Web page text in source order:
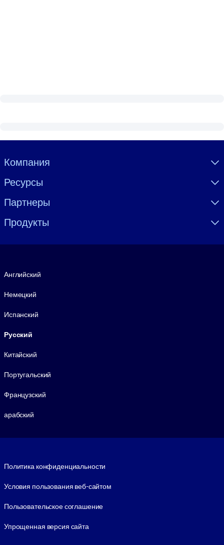
Visually hidden Text
Компания
Ресурсы
Партнеры
Продукты
Английский
Немецкий
Испанский
Русский
Китайский
Португальский
Французский
арабский
Политика конфиденциальности
Условия пользования веб-сайтом
Пользовательское соглашение
Упрощенная версия сайта